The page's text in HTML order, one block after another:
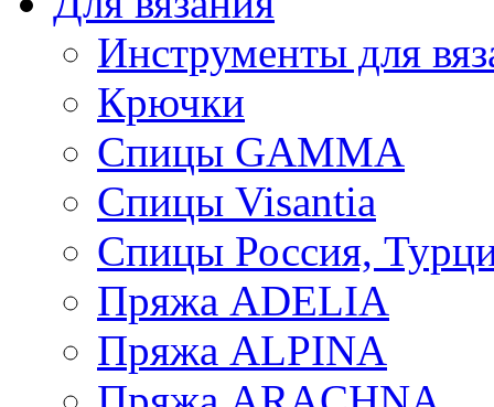
Инструменты для
Крючки
Спицы GAMMA
Спицы Visantia
Спицы Россия,
Пряжа ADELIA
Пряжа ALPINA